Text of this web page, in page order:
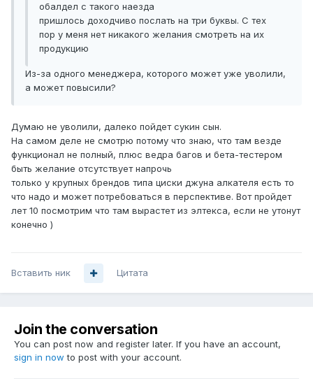
обалдел с такого наезда
пришлось доходчиво послать на три буквы. С тех
пор у меня нет никакого желания смотреть на их
продукцию
Из-за одного менеджера, которого может уже уволили,
а может повысили?
Думаю не уволили, далеко пойдет сукин сын.
На самом деле не смотрю потому что знаю, что там везде
функционал не полный, плюс ведра багов и бета-тестером
быть желание отсутствует напрочь
только у крупных брендов типа циски джуна алкателя есть то
что надо и может потребоваться в перспективе. Вот пройдет
лет 10 посмотрим что там вырастет из элтекса, если не утонут
конечно )
Вставить ник Цитата
Join the conversation
You can post now and register later. If you have an account,
sign in now to post with your account.